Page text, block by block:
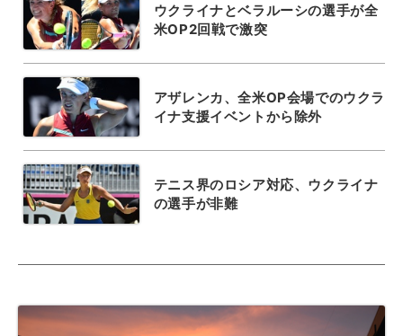
ウクライナとベラルーシの選手が全
米OP2回戦で激突
アザレンカ、全米OP会場でのウクラ
イナ支援イベントから除外
テニス界のロシア対応、ウクライナ
の選手が非難